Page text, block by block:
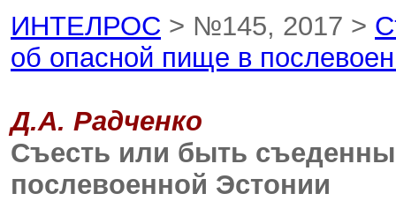
ИНТЕЛРОС > №145, 2017 >
об опасной пище в
Д.А. Радченко
Съесть или быть
послевоенной Эстонии